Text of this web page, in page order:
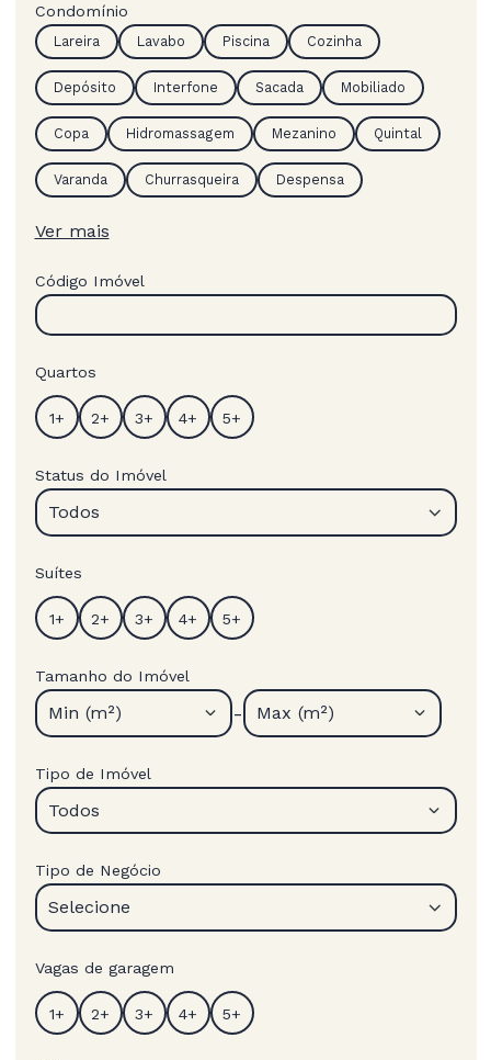
Condomínio
Lareira Lavabo Piscina Cozinha
Depósito Interfone Sacada Mobiliado
Copa Hidromassagem Mezanino Quintal
Varanda Churrasqueira Despensa
Ver mais
Código Imóvel
Quartos
Status do Imóvel
Todos
Suítes
Tamanho do Imóvel
Min (m²) - Max (m²)
Tipo de Imóvel
Todos
Tipo de Negócio
Selecione
Vagas de garagem